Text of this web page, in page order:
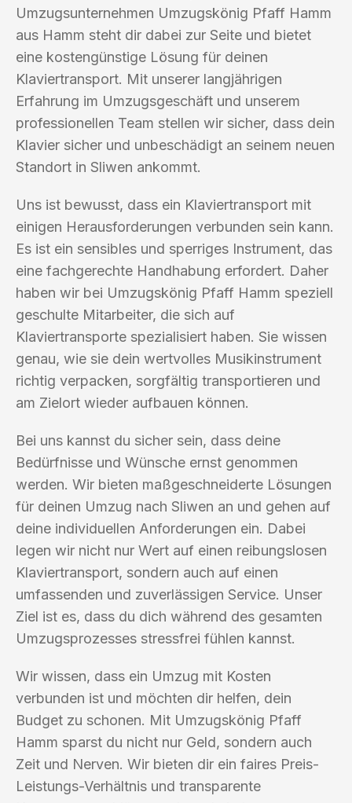
Umzugsunternehmen Umzugskönig Pfaff Hamm
aus Hamm steht dir dabei zur Seite und bietet
eine kostengünstige Lösung für deinen
Klaviertransport. Mit unserer langjährigen
Erfahrung im Umzugsgeschäft und unserem
professionellen Team stellen wir sicher, dass dein
Klavier sicher und unbeschädigt an seinem neuen
Standort in Sliwen ankommt.
Uns ist bewusst, dass ein Klaviertransport mit
einigen Herausforderungen verbunden sein kann.
Es ist ein sensibles und sperriges Instrument, das
eine fachgerechte Handhabung erfordert. Daher
haben wir bei Umzugskönig Pfaff Hamm speziell
geschulte Mitarbeiter, die sich auf
Klaviertransporte spezialisiert haben. Sie wissen
genau, wie sie dein wertvolles Musikinstrument
richtig verpacken, sorgfältig transportieren und
am Zielort wieder aufbauen können.
Bei uns kannst du sicher sein, dass deine
Bedürfnisse und Wünsche ernst genommen
werden. Wir bieten maßgeschneiderte Lösungen
für deinen Umzug nach Sliwen an und gehen auf
deine individuellen Anforderungen ein. Dabei
legen wir nicht nur Wert auf einen reibungslosen
Klaviertransport, sondern auch auf einen
umfassenden und zuverlässigen Service. Unser
Ziel ist es, dass du dich während des gesamten
Umzugsprozesses stressfrei fühlen kannst.
Wir wissen, dass ein Umzug mit Kosten
verbunden ist und möchten dir helfen, dein
Budget zu schonen. Mit Umzugskönig Pfaff
Hamm sparst du nicht nur Geld, sondern auch
Zeit und Nerven. Wir bieten dir ein faires Preis-
Leistungs-Verhältnis und transparente